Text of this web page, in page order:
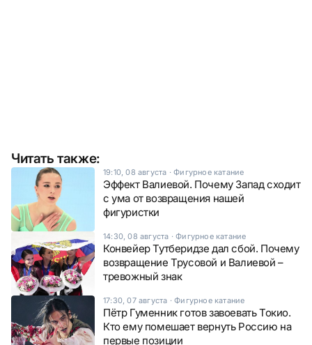
Читать также:
19:10, 08 августа ·Фигурное катание
Эффект Валиевой. Почему Запад сходит
с ума от возвращения нашей
фигуристки
14:30, 08 августа ·Фигурное катание
Конвейер Тутберидзе дал сбой. Почему
возвращение Трусовой и Валиевой –
тревожный знак
17:30, 07 августа ·Фигурное катание
Пётр Гуменник готов завоевать Токио.
Кто ему помешает вернуть Россию на
первые позиции